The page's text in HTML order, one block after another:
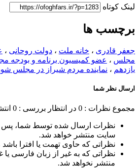
لینک کوتاه
برچسب ها
جعفر قادری ، خانه ملت ، دولت روحانی ،
مجلس ، عضو کمیسیون برنامه و بودجه
یازدهم ، نماینده مردم شیراز در مجلس
ارسال نظر شما
مجموع نظرات : 0 در انتظار بررسی : 0
نظرات ارسال شده توسط شما، پس
سایت منتشر خواهد شد.
نظراتی که حاوی تهمت یا افترا
نظراتی که به غیر از زبان فارسی یا
منتشر نخواهد شد.